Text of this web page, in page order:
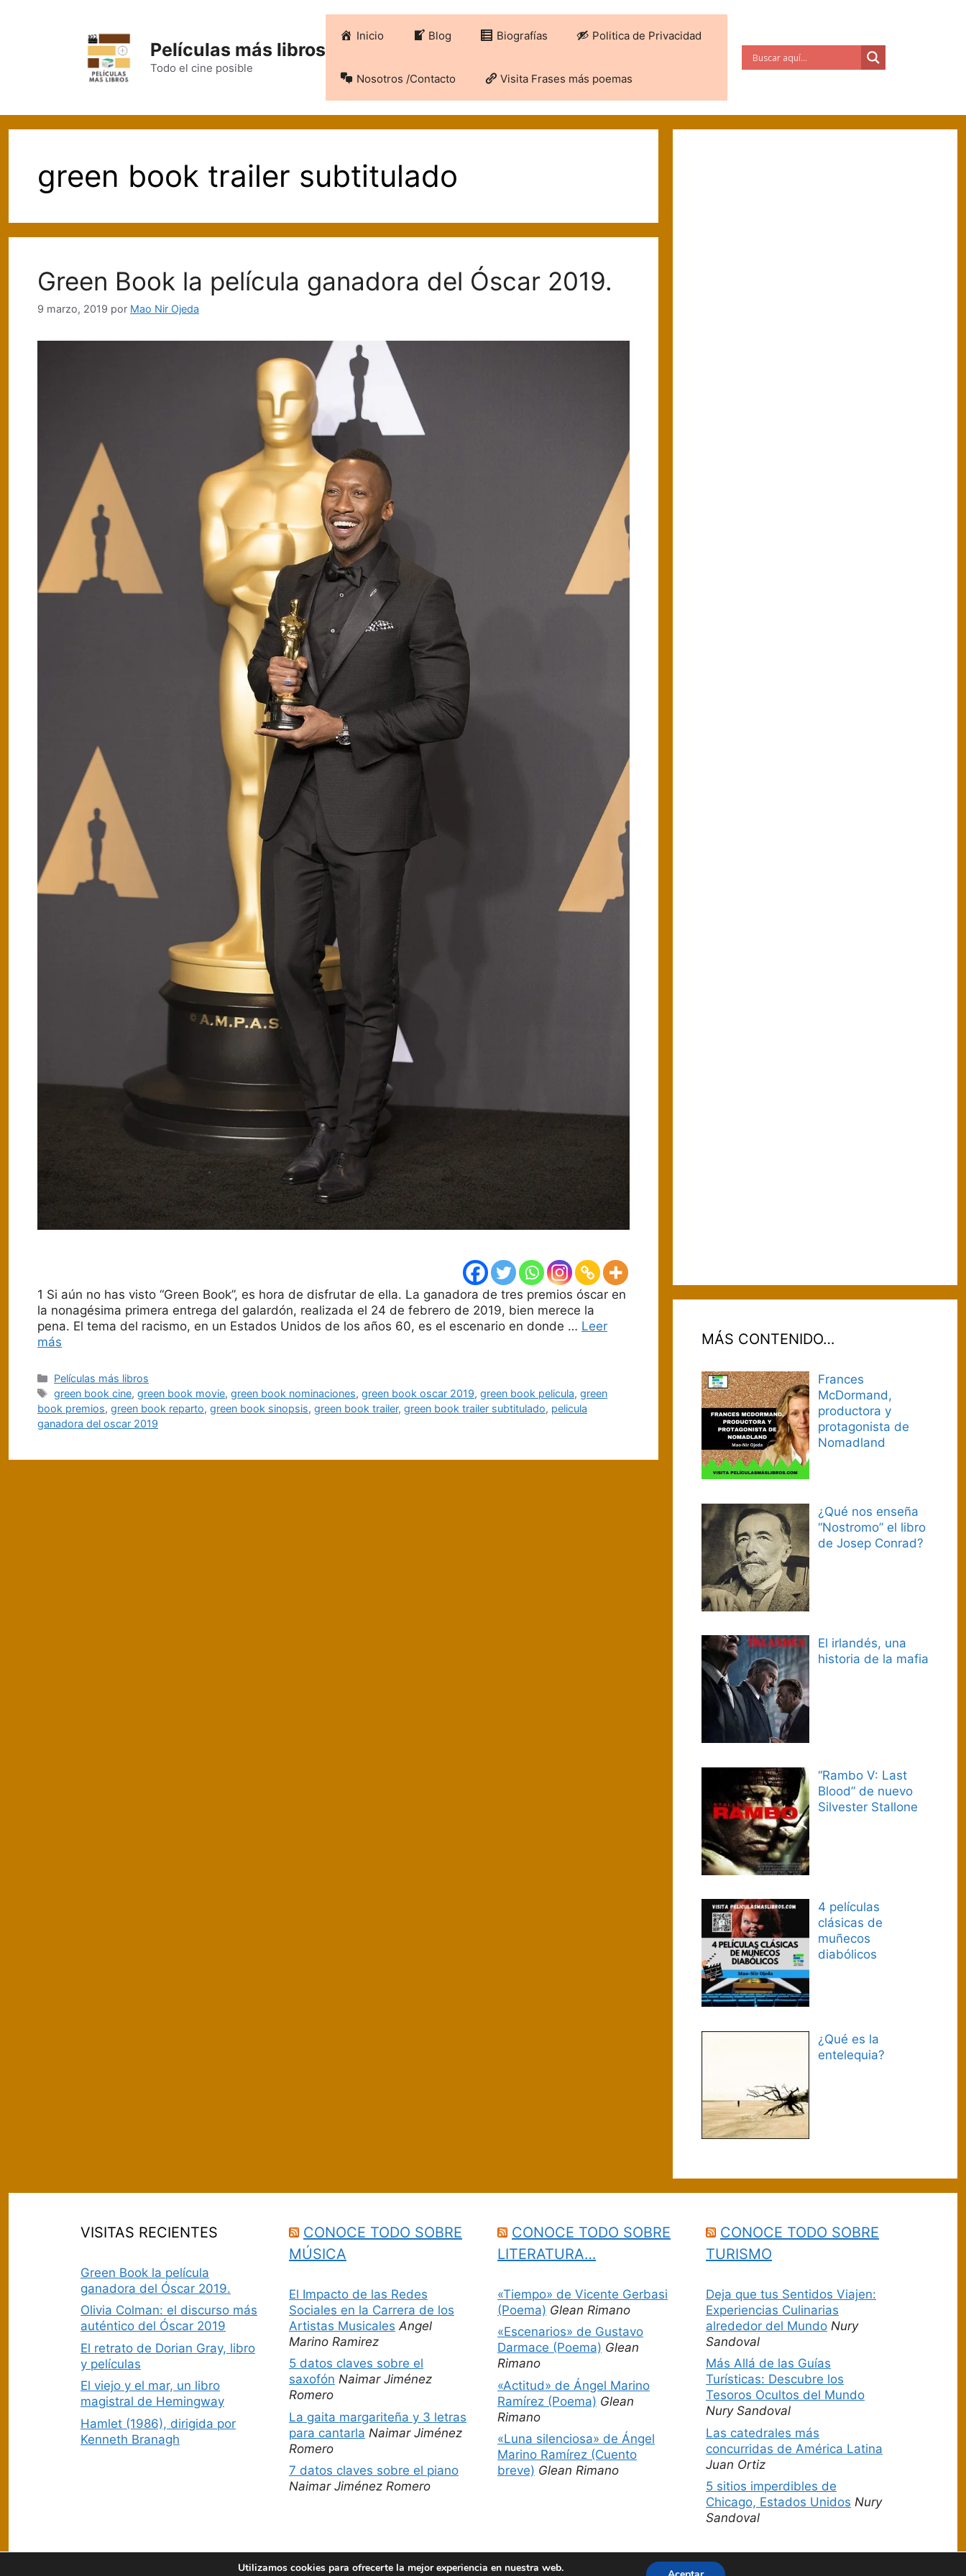
Películas más libros
Todo el cine posible
Inicio Blog Biografías Politica de Privacidad
Nosotros /Contacto Visita Frases más poemas
green book trailer subtitulado
Green Book la película ganadora del Óscar 2019.
9 marzo, 2019 por Mao Nir Ojeda
1 Si aún no has visto “Green Book”, es hora de disfrutar de ella. La ganadora de tres premios óscar en
la nonagésima primera entrega del galardón, realizada el 24 de febrero de 2019, bien merece la
pena. El tema del racismo, en un Estados Unidos de los años 60, es el escenario en donde … Leer
más
Categorías
Películas más libros
Etiquetas
green book cine,green book movie,green book nominaciones,green book oscar 2019,green book pelicula,green
book premios, green book reparto, green book sinopsis, green book trailer, green book trailer subtitulado, pelicula
ganadora del oscar 2019
MÁS CONTENIDO…
Frances
McDormand,
productora y
protagonista de
Nomadland
¿Qué nos enseña
“Nostromo” el libro
de Josep Conrad?
El irlandés, una
historia de la mafia
“Rambo V: Last
Blood” de nuevo
Silvester Stallone
4 películas
clásicas de
muñecos
diabólicos
¿Qué es la
entelequia?
VISITAS RECIENTES
Green Book la película
ganadora del Óscar 2019.
Olivia Colman: el discurso más
auténtico del Óscar 2019
El retrato de Dorian Gray, libro
y películas
El viejo y el mar, un libro
magistral de Hemingway
Hamlet (1986), dirigida por
Kenneth Branagh
CONOCE TODO SOBRE
MÚSICA
El Impacto de las Redes
Sociales en la Carrera de los
Artistas Musicales Angel
Marino Ramirez
5 datos claves sobre el
saxofón Naimar Jiménez
Romero
La gaita margariteña y 3 letras
para cantarla Naimar Jiménez
Romero
7 datos claves sobre el piano
Naimar Jiménez Romero
CONOCE TODO SOBRE
LITERATURA…
«Tiempo» de Vicente Gerbasi
(Poema) Glean Rimano
«Escenarios» de Gustavo
Darmace (Poema) Glean
Rimano
«Actitud» de Ángel Marino
Ramírez (Poema) Glean
Rimano
«Luna silenciosa» de Ángel
Marino Ramírez (Cuento
breve) Glean Rimano
CONOCE TODO SOBRE
TURISMO
Deja que tus Sentidos Viajen:
Experiencias Culinarias
alrededor del Mundo Nury
Sandoval
Más Allá de las Guías
Turísticas: Descubre los
Tesoros Ocultos del Mundo
Nury Sandoval
Las catedrales más
concurridas de América Latina
Juan Ortiz
5 sitios imperdibles de
Chicago, Estados Unidos Nury
Sandoval
Utilizamos cookies para ofrecerte la mejor experiencia en nuestra web.